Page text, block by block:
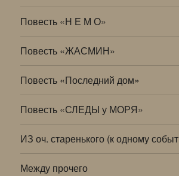
Повесть «Н Е М О»
Повесть «ЖАСМИН»
Повесть «Последний дом»
Повесть «СЛЕДЫ у МОРЯ»
ИЗ оч. старенького (к одному
Между прочего